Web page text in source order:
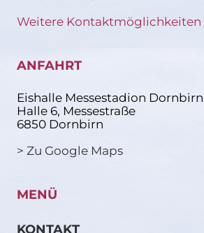
Weitere Kontaktmöglichkeiten
ANFAHRT
Eishalle Messestadion Dornbirn
Halle 6, Messestraße
6850 Dornbirn
> Zu Google Maps
MENÜ
KONTAKT